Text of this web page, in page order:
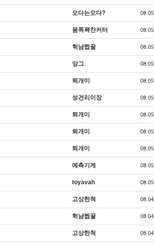
모다는모다? 08.05
몸쪽꽉찬커터 08.05
헉냠쩝꿀 08.05
앙그 08.05
퇴개미 08.05
성건리이장 08.05
퇴개미 08.05
퇴개미 08.05
퇴개미 08.05
예측기계 08.05
toyavah 08.05
고상한척 08.04
헉냠쩝꿀 08.04
고상한척 08.04